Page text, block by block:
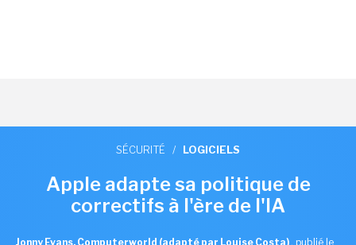
SÉCURITÉ / LOGICIELS
Apple adapte sa politique de
correctifs à l'ère de l'IA
Jonny Evans, Computerworld (adapté par Louise Costa) , publié le